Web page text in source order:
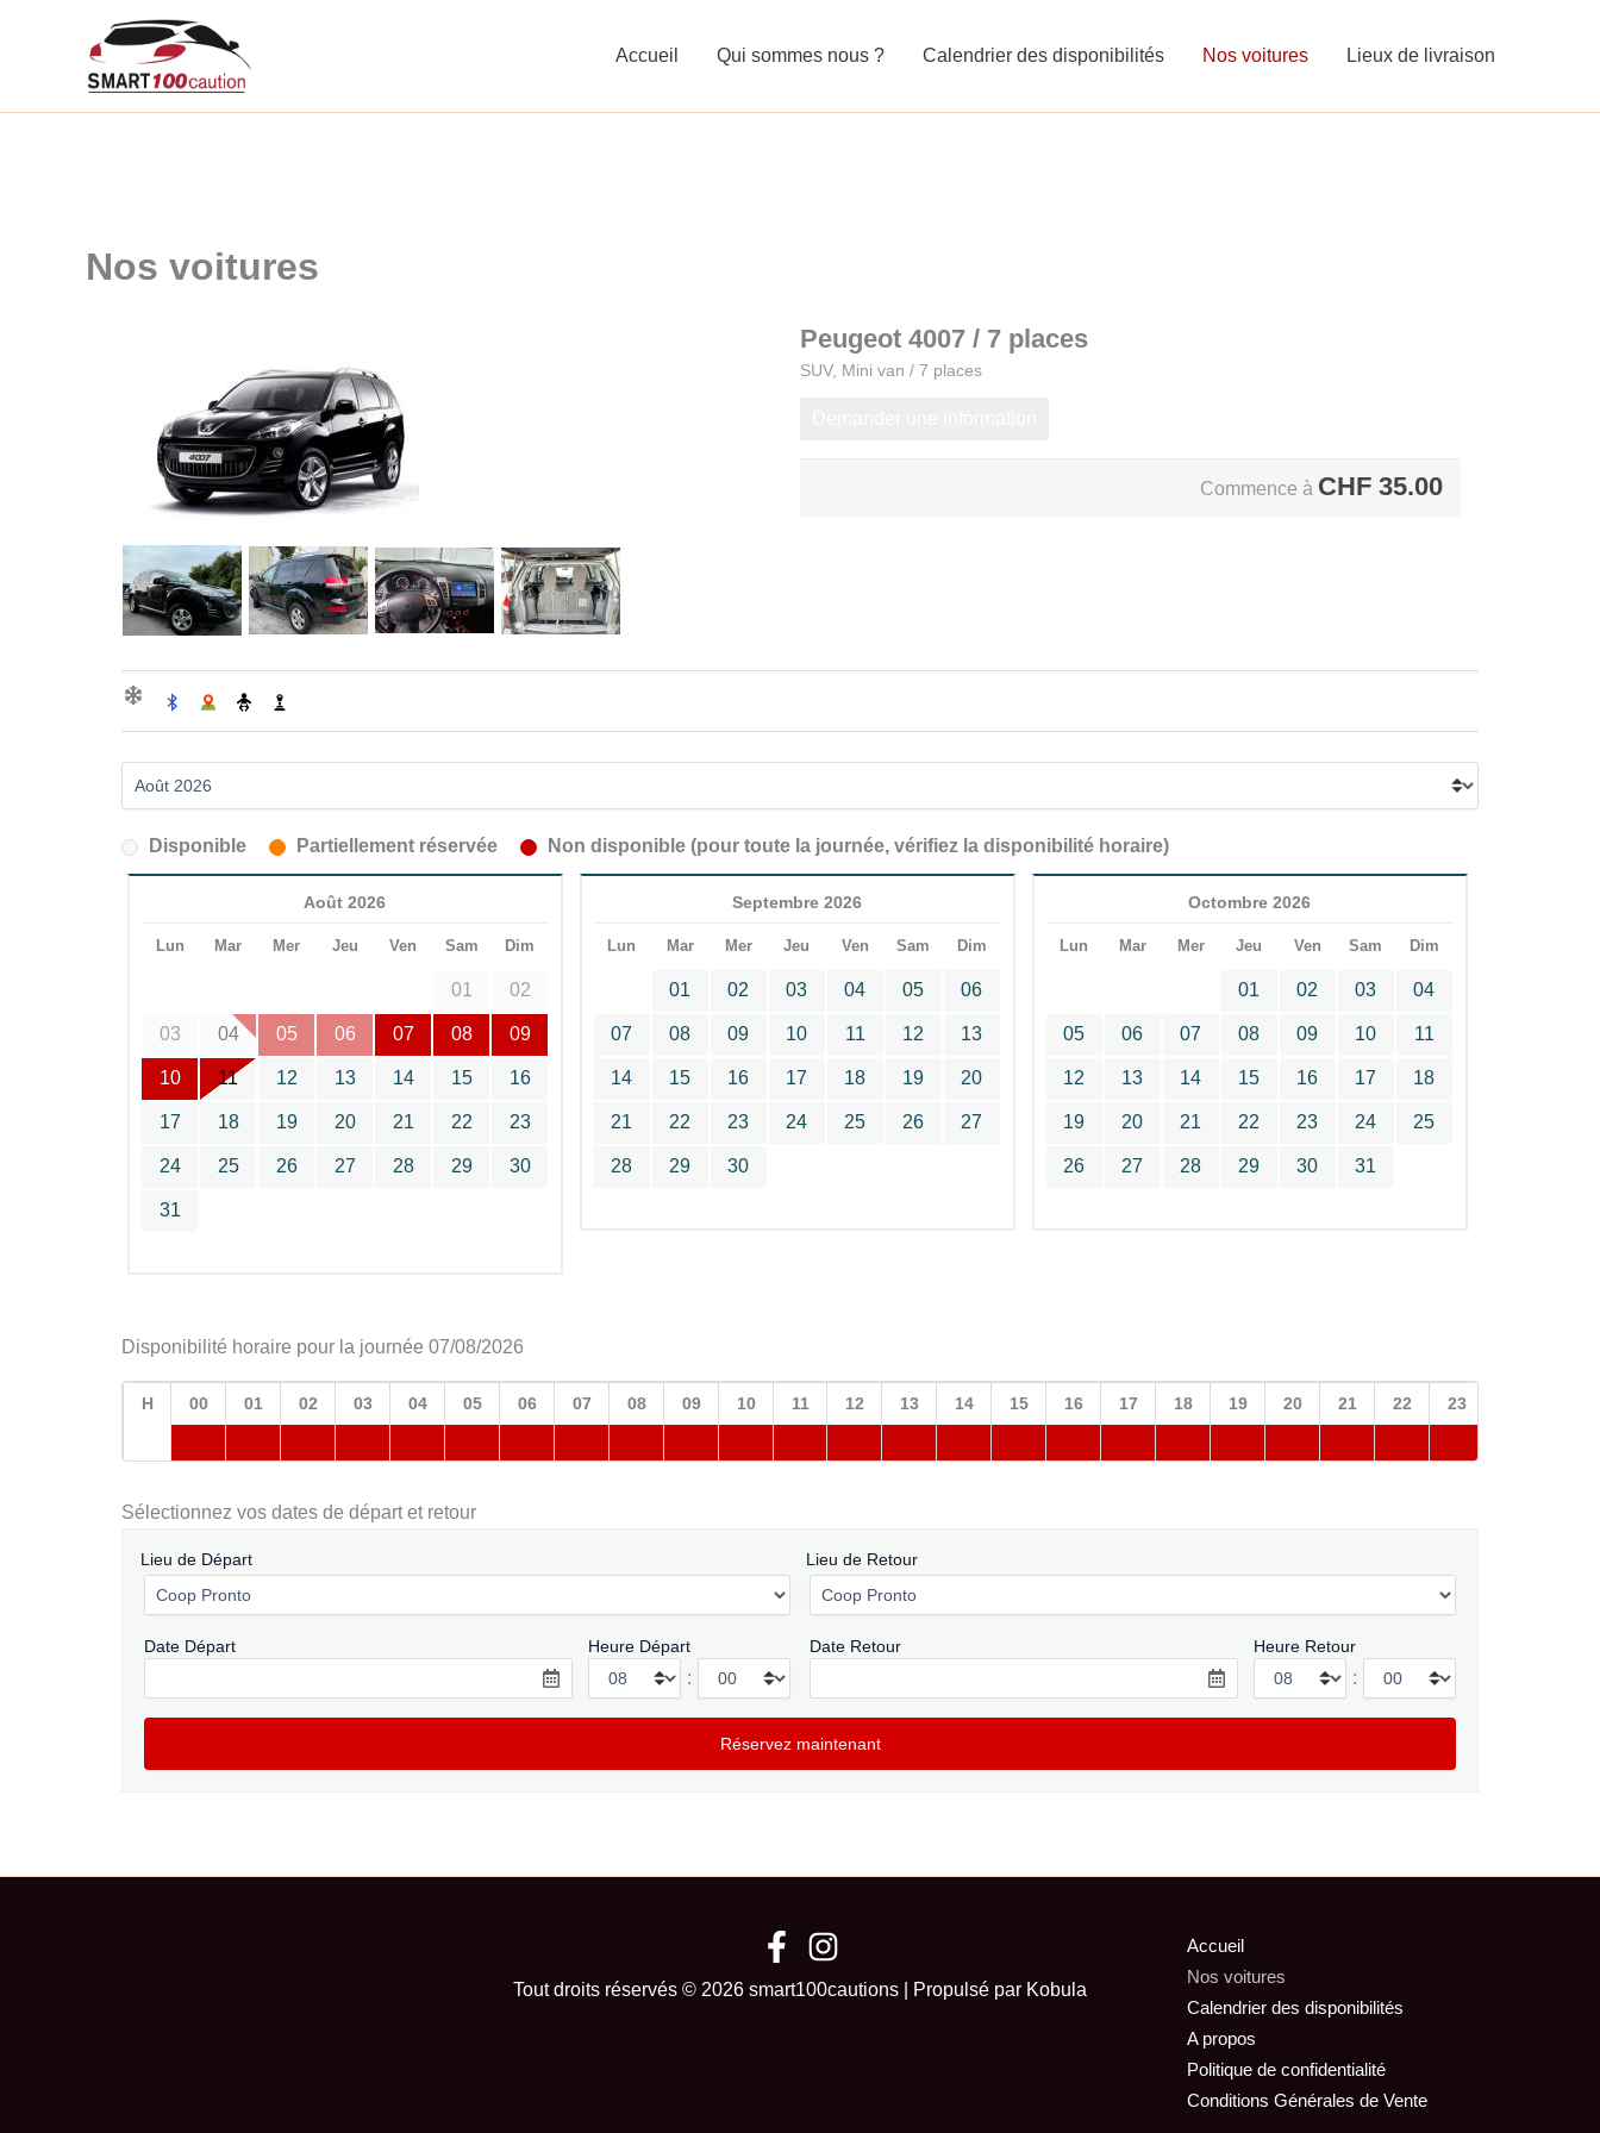
Accueil Qui sommes nous ? Calendrier des disponibilités Nos voitures Lieux de livraison
Nos voitures
Peugeot 4007 / 7 places
SUV, Mini van / 7 places
Commence à CHF 35.00
Disponible Partiellement réservée Non disponible (pour toute la journée, vérifiez la disponibilité horaire)
Août 2026
Lun Mar Mer Jeu Ven Sam Dim
01 02
03 04 05 06 07 08 09
10 11 12 13 14 15 16
17 18 19 20 21 22 23
24 25 26 27 28 29 30
31
Septembre 2026
Lun Mar Mer Jeu Ven Sam Dim
01 02 03 04 05 06
07 08 09 10 11 12 13
14 15 16 17 18 19 20
21 22 23 24 25 26 27
28 29 30
Octombre 2026
Lun Mar Mer Jeu Ven Sam Dim
01 02 03 04
05 06 07 08 09 10 11
12 13 14 15 16 17 18
19 20 21 22 23 24 25
26 27 28 29 30 31
Disponibilité horaire pour la journée 07/08/2026
H 00 01 02 03 04 05 06 07 08 09 10 11 12 13 14 15 16 17 18 19 20 21 22 23
Sélectionnez vos dates de départ et retour
Lieu de Départ Lieu de Retour
Date Départ Heure Départ
:
Date Retour Heure Retour
:
Tout droits réservés © 2026 smart100cautions | Propulsé par Kobula
Accueil
Nos voitures
Calendrier des disponibilités
A propos
Politique de confidentialité
Conditions Générales de Vente